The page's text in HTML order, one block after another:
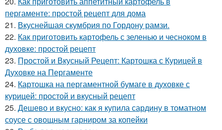
пергаменте: простой рецепт для дома
21. Вкуснейшая скумбрия по Гордону рамзи.
22. Как приготовить картофель с зеленью и чесноком в
духовке: простой рецепт
23. Простой и Вкусный Рецепт: Картошка с Курицей в
Духовке на Пергаменте
24. Картошка на пергаментной бумаге в духовке с
курицей: простой и вкусный рецепт
25. Дешево и вкусно: как я купила сардину в томатном
соусе с овощным гарниром за копейки